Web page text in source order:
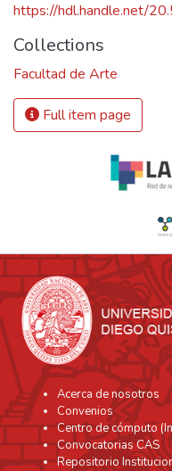
https://hdl.handle.net/
Collections
Facultad de Arte
Full item page
Acerca de nosotros
Convenios
Centro de cómputo
Convocatorias CAS
Repositorio